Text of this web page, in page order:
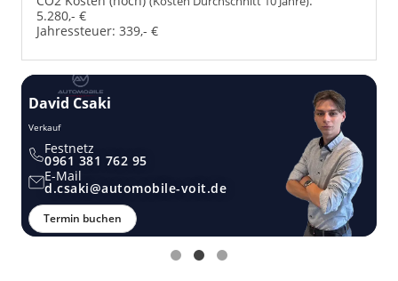
5.280,- €
Jahressteuer: 339,- €
David Csaki
Verkauf
Festnetz
0961 381 762 95
E-Mail
d.csaki@automobile-voit.de
Termin buchen